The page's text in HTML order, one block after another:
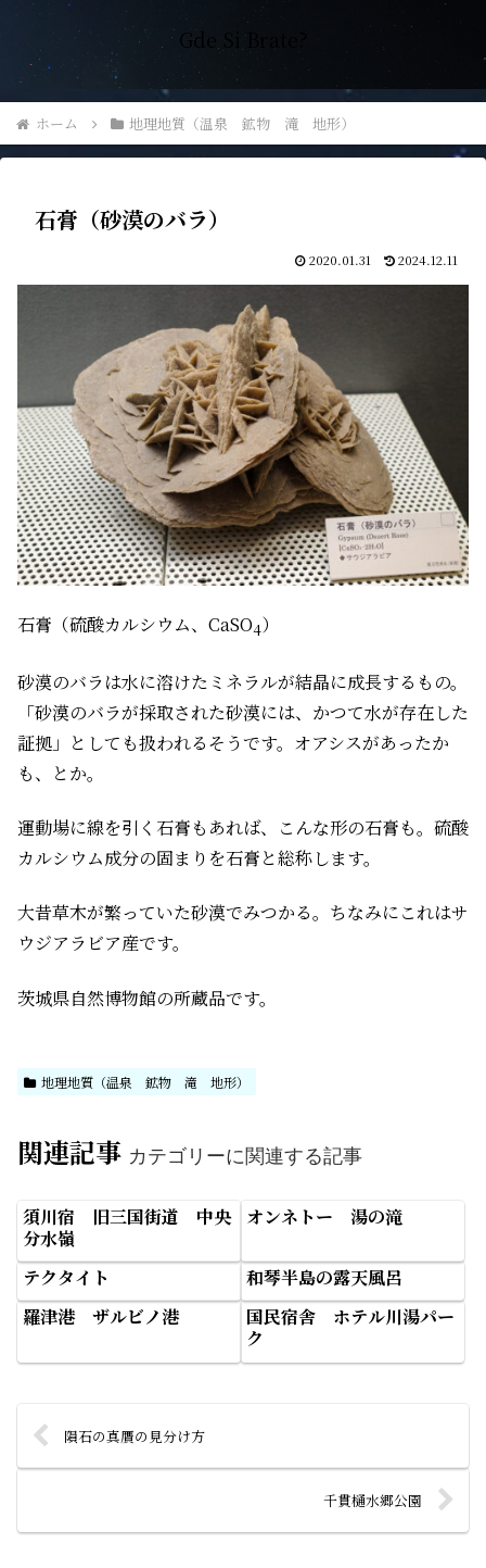
Gde Si Brate?
ホーム 地理地質（温泉 鉱物 滝 地形）
石膏（砂漠のバラ）
2020.01.31 2024.12.11
石膏（硫酸カルシウム、CaSO4）
砂漠のバラは水に溶けたミネラルが結晶に成長するもの。
「砂漠のバラが採取された砂漠には、かつて水が存在した
証拠」としても扱われるそうです。オアシスがあったか
も、とか。
運動場に線を引く石膏もあれば、こんな形の石膏も。硫酸
カルシウム成分の固まりを石膏と総称します。
大昔草木が繁っていた砂漠でみつかる。ちなみにこれはサ
ウジアラビア産です。
茨城県自然博物館の所蔵品です。
地理地質（温泉 鉱物 滝 地形）
関連記事 カテゴリーに関連する記事
須川宿 旧三国街道 中央
分水嶺
オンネトー 湯の滝
テクタイト
和琴半島の露天風呂
羅津港 ザルビノ港
国民宿舎 ホテル川湯パー
ク
隕石の真贋の見分け方
千貫樋水郷公園